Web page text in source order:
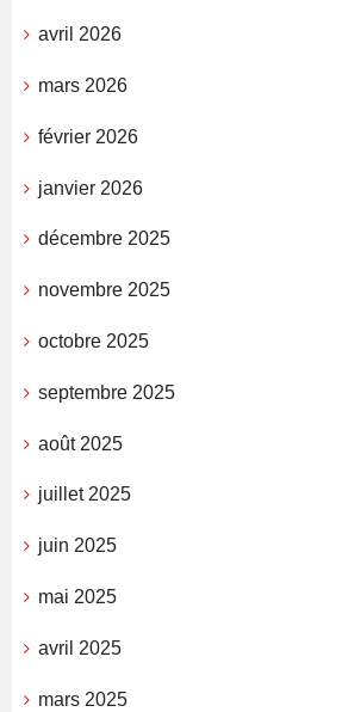
avril 2026
mars 2026
février 2026
janvier 2026
décembre 2025
novembre 2025
octobre 2025
septembre 2025
août 2025
juillet 2025
juin 2025
mai 2025
avril 2025
mars 2025